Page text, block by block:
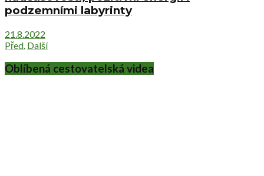
podzemními labyrinty
21.8.2022
Před. Další
Oblíbená cestovatelská videa